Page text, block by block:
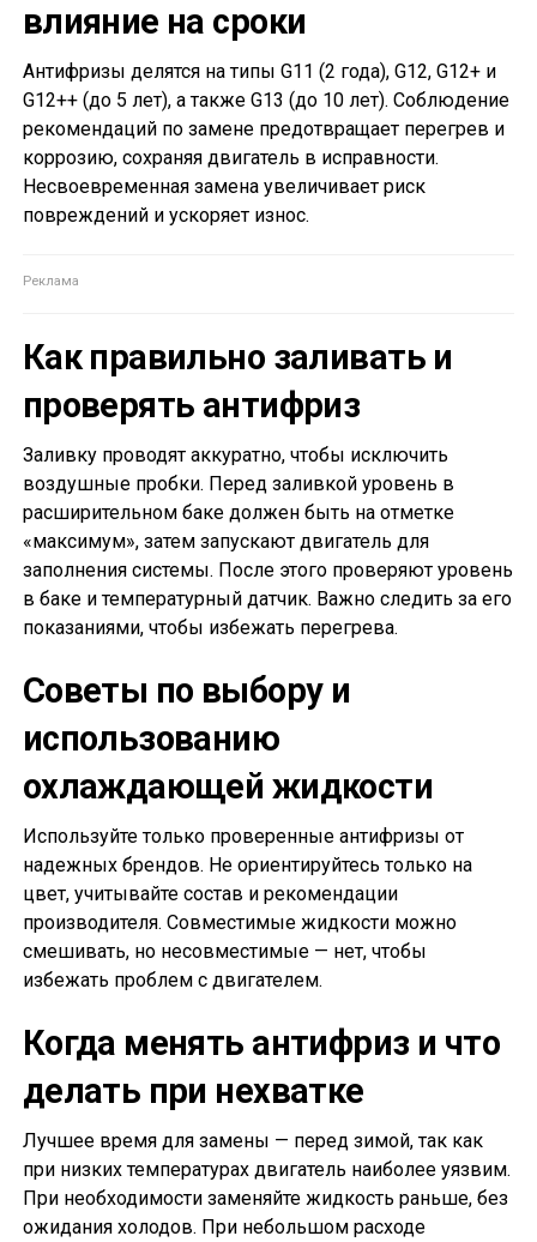
влияние на сроки
Антифризы делятся на типы G11 (2 года), G12, G12+ и
G12++ (до 5 лет), а также G13 (до 10 лет). Соблюдение
рекомендаций по замене предотвращает перегрев и
коррозию, сохраняя двигатель в исправности.
Несвоевременная замена увеличивает риск
повреждений и ускоряет износ.
Как правильно заливать и
проверять антифриз
Заливку проводят аккуратно, чтобы исключить
воздушные пробки. Перед заливкой уровень в
расширительном баке должен быть на отметке
«максимум», затем запускают двигатель для
заполнения системы. После этого проверяют уровень
в баке и температурный датчик. Важно следить за его
показаниями, чтобы избежать перегрева.
Советы по выбору и
использованию
охлаждающей жидкости
Используйте только проверенные антифризы от
надежных брендов. Не ориентируйтесь только на
цвет, учитывайте состав и рекомендации
производителя. Совместимые жидкости можно
смешивать, но несовместимые — нет, чтобы
избежать проблем с двигателем.
Когда менять антифриз и что
делать при нехватке
Лучшее время для замены — перед зимой, так как
при низких температурах двигатель наиболее уязвим.
При необходимости заменяйте жидкость раньше, без
ожидания холодов. При небольшом расходе